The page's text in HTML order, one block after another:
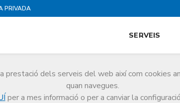
PRIVADA
dels serveis del web així com cookies
quan navegues.
per a mes informació o per a canviar la
SERVEIS
que s'incorporen al sistema sanitari català